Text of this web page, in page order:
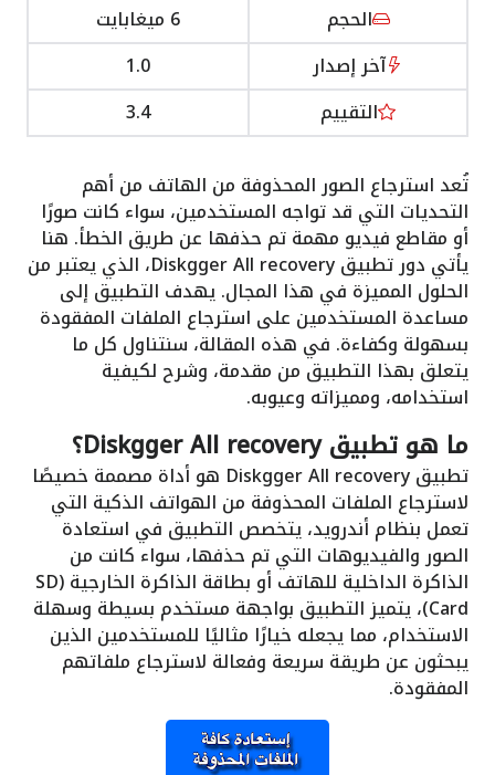
الحجم
6 ميغابايت
آخر إصدار
1.0
التقييم
3.4
تُعد استرجاع الصور المحذوفة من الهاتف من أهم
التحديات التي قد تواجه المستخدمين، سواء كانت صورًا
أو مقاطع فيديو مهمة تم حذفها عن طريق الخطأ. هنا
يأتي دور تطبيق Diskgger All recovery، الذي يعتبر من
الحلول المميزة في هذا المجال. يهدف التطبيق إلى
مساعدة المستخدمين على استرجاع الملفات المفقودة
بسهولة وكفاءة. في هذه المقالة، سنتناول كل ما
يتعلق بهذا التطبيق من مقدمة، وشرح لكيفية
استخدامه، ومميزاته وعيوبه.
ما هو تطبيق Diskgger All recovery؟
تطبيق Diskgger All recovery هو أداة مصممة خصيصًا
لاسترجاع الملفات المحذوفة من الهواتف الذكية التي
تعمل بنظام أندرويد، يتخصص التطبيق في استعادة
الصور والفيديوهات التي تم حذفها، سواء كانت من
الذاكرة الداخلية للهاتف أو بطاقة الذاكرة الخارجية (SD
Card)، يتميز التطبيق بواجهة مستخدم بسيطة وسهلة
الاستخدام، مما يجعله خيارًا مثاليًا للمستخدمين الذين
يبحثون عن طريقة سريعة وفعالة لاسترجاع ملفاتهم
المفقودة.